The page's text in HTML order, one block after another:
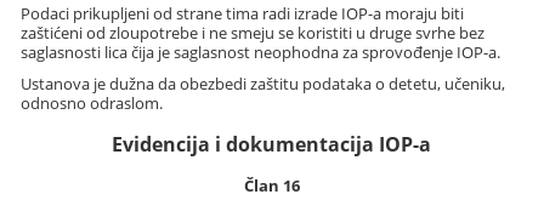
Podaci prikupljeni od strane tima radi izrade IOP-a moraju biti
zaštićeni od zloupotrebe i ne smeju se koristiti u druge svrhe bez
saglasnosti lica čija je saglasnost neophodna za sprovođenje IOP-a.
Ustanova je dužna da obezbedi zaštitu podataka o detetu, učeniku,
odnosno odraslom.
Evidencija i dokumentacija IOP-a
Član 16